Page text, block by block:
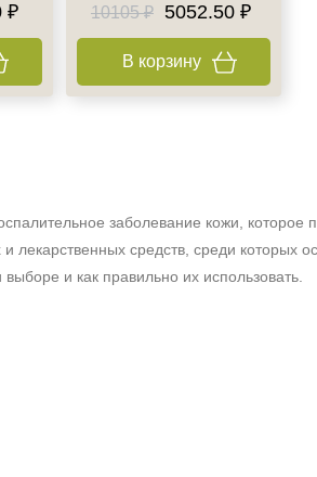
₽
10105 ₽ 5052.50 ₽
В корзину
заболевание кожи, которое
лекарственных средств, среди которых
и как правильно их использовать.